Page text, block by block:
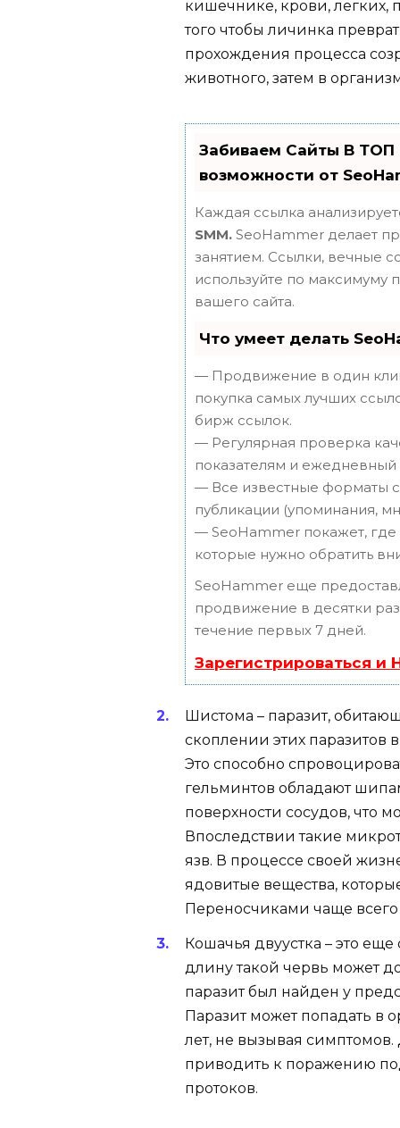
кишечнике, крови, легких,
того чтобы личинка
прохождения процесса
животного, затем в
Забиваем Сайты В
возможности от
Каждая ссылка
SMM. SeoHammer делает
занятием. Ссылки, вечные
используйте по
вашего сайта.
Что умеет делать
— Продвижение в один
покупка самых лучших
бирж ссылок.
— Регулярная проверка
показателям и ежедневный
— Все известные форматы
публикации (упоминания,
— SeoHammer покажет, где
которые нужно обратить
SeoHammer еще
продвижение в десятки
течение первых 7 дней.
Зарегистрироваться и
Шистома – паразит,
скоплении этих паразитов
Это способно
гельминтов обладают
поверхности сосудов, что
Впоследствии такие
язв. В процессе своей
ядовитые вещества,
Переносчиками чаще
Кошачья двуустка – это
длину такой червь может
паразит был найден у
Паразит может попадать в
лет, не вызывая симптомов.
приводить к поражению
протоков.